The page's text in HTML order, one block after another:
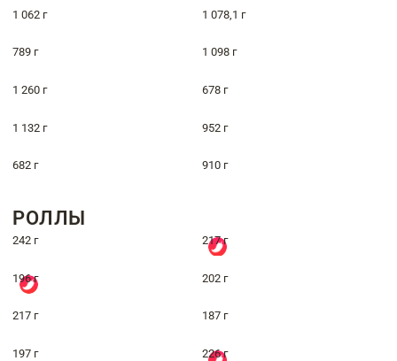
1 062 г 1 078,1 г
789 г 1 098 г
1 260 г 678 г
1 132 г 952 г
682 г 910 г
РОЛЛЫ
242 г 217 г
196 г 202 г
217 г 187 г
197 г 226 г